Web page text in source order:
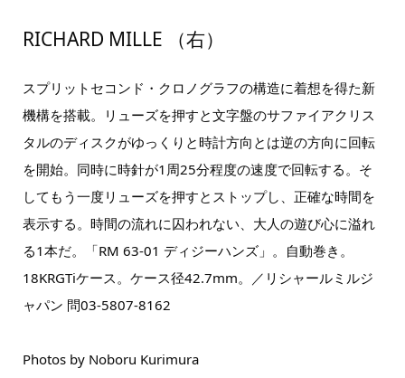
RICHARD MILLE （右）
スプリットセコンド・クロノグラフの構造に着想を得た新
機構を搭載。リューズを押すと文字盤のサファイアクリス
タルのディスクがゆっくりと時計方向とは逆の方向に回転
を開始。同時に時針が1周25分程度の速度で回転する。そ
してもう一度リューズを押すとストップし、正確な時間を
表示する。時間の流れに囚われない、大人の遊び心に溢れ
る1本だ。「RM 63-01 ディジーハンズ」。自動巻き。
18KRGTiケース。ケース径42.7mm。／リシャールミルジ
ャパン 問03-5807-8162
Photos by Noboru Kurimura